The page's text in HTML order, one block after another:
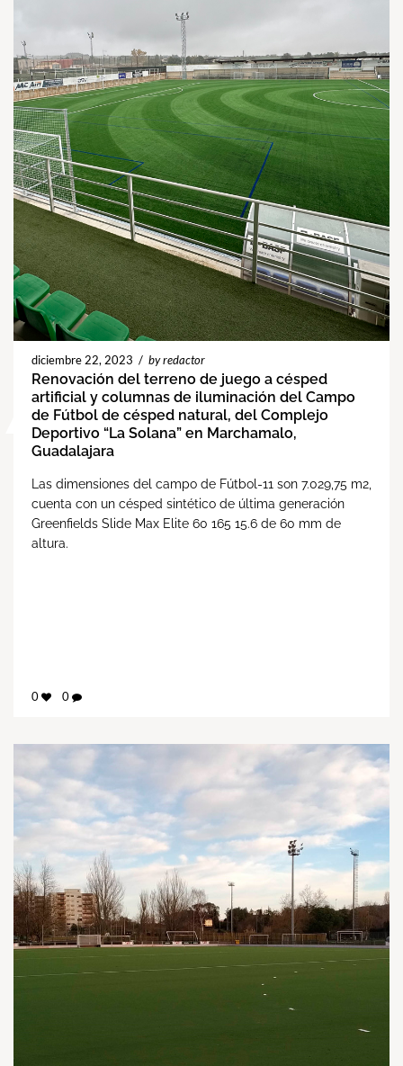
diciembre 22, 2023 / by redactor
Renovación del terreno de juego a césped
artificial y columnas de iluminación del Campo
de Fútbol de césped natural, del Complejo
Deportivo “La Solana” en Marchamalo,
Guadalajara
Las dimensiones del campo de Fútbol-11 son 7.029,75 m2,
cuenta con un césped sintético de última generación
Greenfields Slide Max Elite 60 165 15.6 de 60 mm de
altura.
0 0